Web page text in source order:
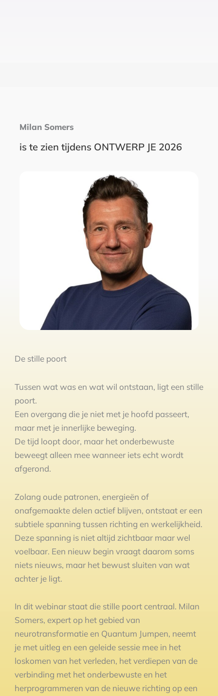
Milan Somers
is te zien tijdens ONTWERP JE 2026
De stille poort
Tussen wat was en wat wil ontstaan, ligt een stille
poort.
Een overgang die je niet met je hoofd passeert,
maar met je innerlijke beweging.
De tijd loopt door, maar het onderbewuste
beweegt alleen mee wanneer iets echt wordt
afgerond.
Zolang oude patronen, energieën of
onafgemaakte delen actief blijven, ontstaat er een
subtiele spanning tussen richting en werkelijkheid.
Deze spanning is niet altijd zichtbaar maar wel
voelbaar. Een nieuw begin vraagt daarom soms
niets nieuws, maar het bewust sluiten van wat
achter je ligt.
In dit webinar staat die stille poort centraal. Milan
Somers, expert op het gebied van
neurotransformatie en Quantum Jumpen, neemt
je met uitleg en een geleide sessie mee in het
loskomen van het verleden, het verdiepen van de
verbinding met het onderbewuste en het
herprogrammeren van de nieuwe richting op een